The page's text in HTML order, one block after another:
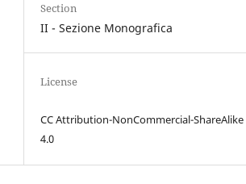
Section
II - Sezione Monografica
License
CC Attribution-NonCommercial-ShareAlike
4.0